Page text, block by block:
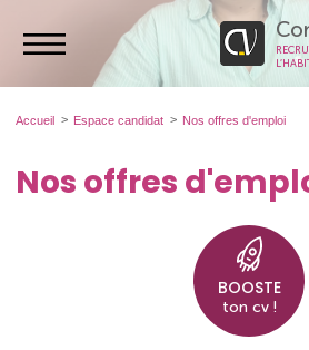
Accueil Espace candidat Nos offres d'emploi
Nos offres
BOOSTE
ton cv !